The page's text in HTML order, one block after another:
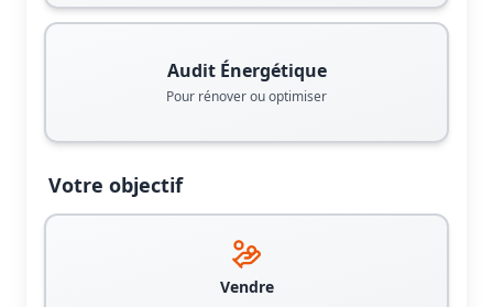
Audit Énergétique
Pour rénover ou optimiser
Votre objectif
Vendre